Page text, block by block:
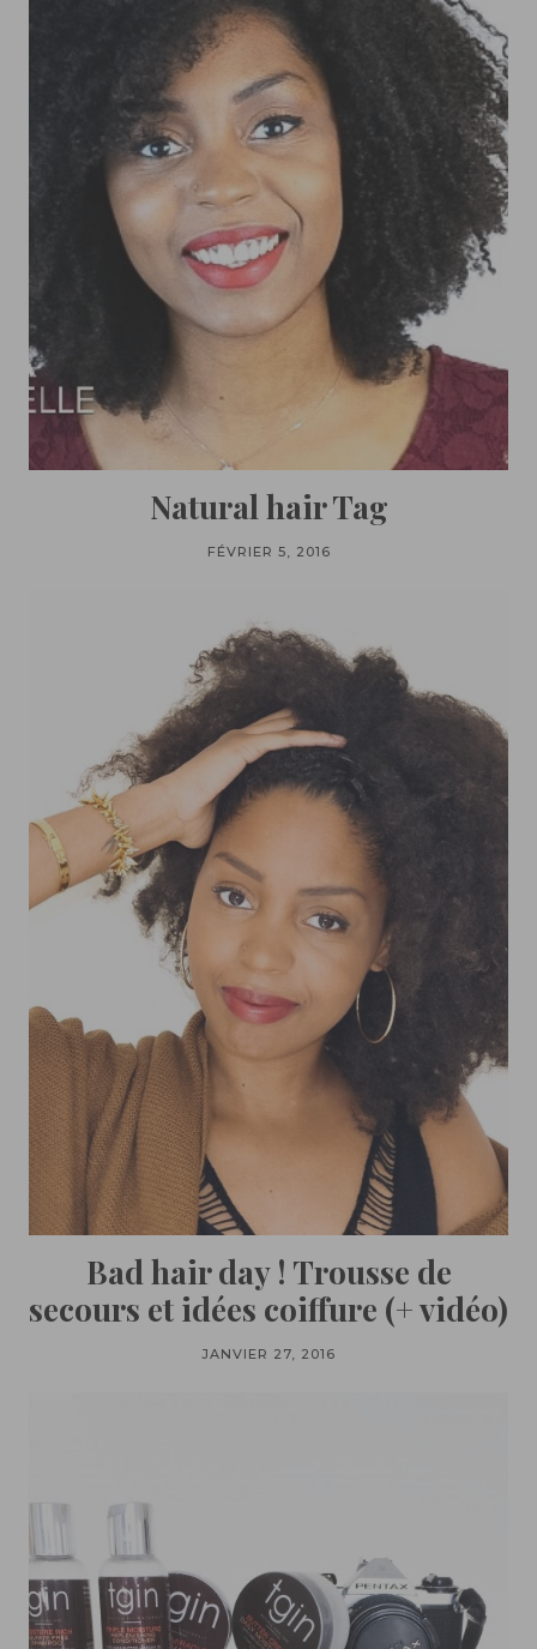
Natural hair Tag
FÉVRIER 5, 2016
Bad hair day ! Trousse de
secours et idées coiffure (+ vidéo)
JANVIER 27, 2016